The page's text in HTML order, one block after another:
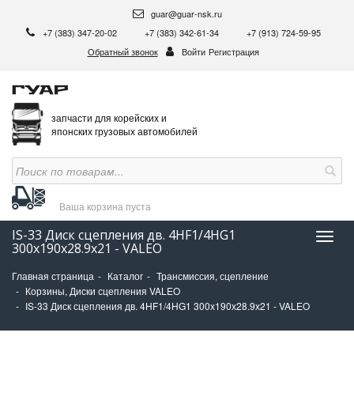
guar@guar-nsk.ru
+7 (383) 347-20-02
+7 (383) 342-61-34
+7 (913) 724-59-95
Обратный звонок
Войти Регистрация
запчасти для корейских и
японских грузовых автомобилей
Ваша корзина пуста
IS-33 Диск сцепления дв. 4HF1/4HG1
300х190х28.9х21 - VALEO
Главная страница Каталог
Трансмиссия, сцепление
Корзины, Диски сцепления VALEO
IS-33 Диск сцепления дв. 4HF1/4HG1 300х190х28.9х21 - VALEO